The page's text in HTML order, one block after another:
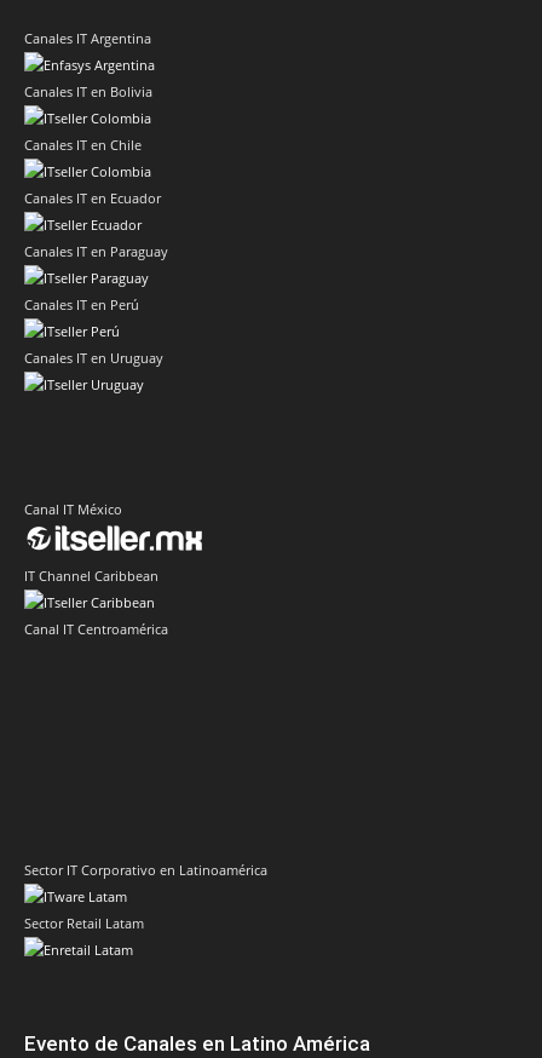
Canales IT Argentina
Canales IT en Bolivia
Canales IT en Chile
Canales IT en Ecuador
Canales IT en Paraguay
Canales IT en Perú
Canales IT en Uruguay
Canal IT México
IT Channel Caribbean
Canal IT Centroamérica
Sector IT Corporativo en Latinoamérica
Sector Retail Latam
Evento de Canales en Latino América